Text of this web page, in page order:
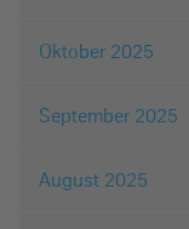
Oktober 2025
September 2025
August 2025